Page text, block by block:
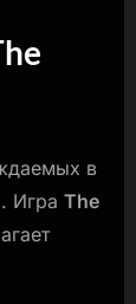
в
Игра The